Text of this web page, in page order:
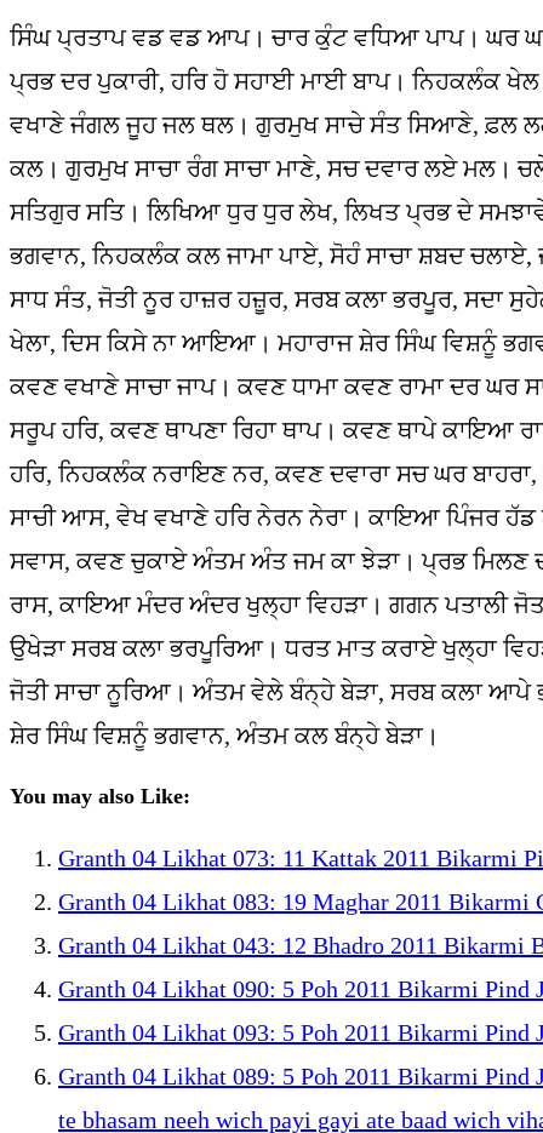
ਸਿੰਘ ਪ੍ਰਤਾਪ ਵਡ ਵਡ ਆਪ। ਚਾਰ ਕੁੰਟ ਵਧਿਆ ਪਾਪ। ਘਰ
ਪ੍ਰਭ ਦਰ ਪੁਕਾਰੀ, ਹਰਿ ਹੋ ਸਹਾਈ ਮਾਈ ਬਾਪ। ਨਿਹਕਲੰਕ
ਵਖਾਣੇ ਜੰਗਲ ਜੂਹ ਜਲ ਥਲ। ਗੁਰਮੁਖ ਸਾਚੇ ਸੰਤ ਸਿਆਣੇ, ਫ਼ਲ
ਕਲ। ਗੁਰਮੁਖ ਸਾਚਾ ਰੰਗ ਸਾਚਾ ਮਾਣੇ, ਸਚ ਦਵਾਰ ਲਏ ਮਲ।
ਸਤਿਗੁਰ ਸਤਿ। ਲਿਖਿਆ ਧੁਰ ਧੁਰ ਲੇਖ, ਲਿਖਤ ਪ੍ਰਭ ਦੇ
ਭਗਵਾਨ, ਨਿਹਕਲੰਕ ਕਲ ਜਾਮਾ ਪਾਏ, ਸੋਹੰ ਸਾਚਾ ਸ਼ਬਦ
ਸਾਧ ਸੰਤ, ਜੋਤੀ ਨੂਰ ਹਾਜ਼ਰ ਹਜ਼ੂਰ, ਸਰਬ ਕਲਾ ਭਰਪੂਰ, ਸਦਾ
ਖੇਲਾ, ਦਿਸ ਕਿਸੇ ਨਾ ਆਇਆ। ਮਹਾਰਾਜ ਸ਼ੇਰ ਸਿੰਘ ਵਿਸ਼ਨੂੰ
ਕਵਣ ਵਖਾਣੇ ਸਾਚਾ ਜਾਪ। ਕਵਣ ਧਾਮਾ ਕਵਣ ਰਾਮਾ ਦਰ
ਸਰੂਪ ਹਰਿ, ਕਵਣ ਥਾਪਣਾ ਰਿਹਾ ਥਾਪ। ਕਵਣ ਥਾਪੇ
ਹਰਿ, ਨਿਹਕਲੰਕ ਨਰਾਇਣ ਨਰ, ਕਵਣ ਦਵਾਰਾ ਸਚ ਘਰ
ਸਾਚੀ ਆਸ, ਵੇਖ ਵਖਾਣੇ ਹਰਿ ਨੇਰਨ ਨੇਰਾ। ਕਾਇਆ ਪਿੰਜਰ ਹੱਡ
ਸਵਾਸ, ਕਵਣ ਚੁਕਾਏ ਅੰਤਮ ਅੰਤ ਜਮ ਕਾ ਝੇੜਾ। ਪ੍ਰਭ ਮਿਲਣ
ਰਾਸ, ਕਾਇਆ ਮੰਦਰ ਅੰਦਰ ਖੁਲ੍ਹਾ ਵਿਹੜਾ। ਗਗਨ ਪਤਾਲੀ
ਉਖੇੜਾ ਸਰਬ ਕਲਾ ਭਰਪੂਰਿਆ। ਧਰਤ ਮਾਤ ਕਰਾਏ ਖੁਲ੍ਹਾ
ਜੋਤੀ ਸਾਚਾ ਨੂਰਿਆ। ਅੰਤਮ ਵੇਲੇ ਬੰਨ੍ਹੇ ਬੇੜਾ, ਸਰਬ ਕਲਾ ਆਪੇ
ਸ਼ੇਰ ਸਿੰਘ ਵਿਸ਼ਨੂੰ ਭਗਵਾਨ, ਅੰਤਮ ਕਲ ਬੰਨ੍ਹੇ ਬੇੜਾ।
You may also Like:
Granth 04 Likhat 073: 11 Kattak 2011 Bikarmi
Granth 04 Likhat 083: 19 Maghar 2011
Granth 04 Likhat 043: 12 Bhadro 2011 Bikarmi
Granth 04 Likhat 090: 5 Poh 2011 Bikarmi Pind
Granth 04 Likhat 093: 5 Poh 2011 Bikarmi Pind
Granth 04 Likhat 089: 5 Poh 2011 Bikarmi Pind
te bhasam neeh wich payi gayi ate baad wich